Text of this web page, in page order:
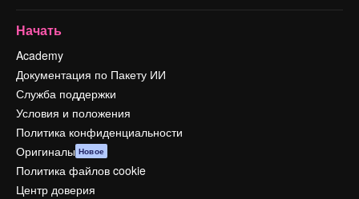
Начать
Academy
Документация по Пакету ИИ
Служба поддержки
Условия и положения
Политика конфиденциальности
Оригиналы Новое
Политика файлов cookie
Центр доверия